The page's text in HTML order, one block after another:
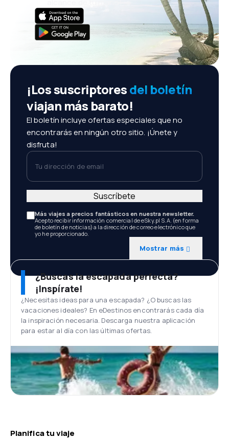
¡Los suscriptoresdel boletín
viajan más barato!
El boletín incluye ofertas especiales que no
encontrarás en ningún otro sitio. ¡Únete y
disfruta!
Tu dirección de email
Más viajes a precios fantásticos en nuestra newsletter.
Acepto recibir información comercial de eSky.pl S.A. (en forma
de boletín de noticias) a la dirección de correo electrónico que
yo he proporcionado.
Mostrar más
Suscríbete
¿Buscas la escapada perfecta?
¡Inspírate!
¿Necesitas ideas para una escapada? ¿O buscas las
vacaciones ideales? En eDestinos encontrarás cada día
la inspiración necesaria. Descarga nuestra aplicación
para estar al día con las últimas ofertas.
Planifica tu viaje